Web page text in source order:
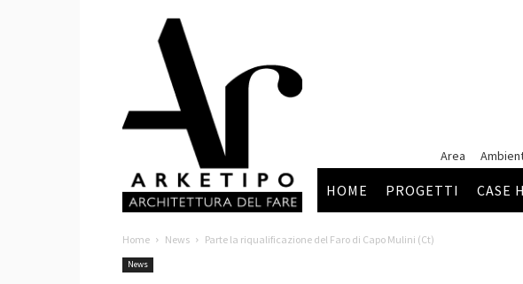
Arketipo
Area
HOME PROGETTI CASE
Home News Parte la riqualificazione del Faro di Capo Mulini (Ct)
News